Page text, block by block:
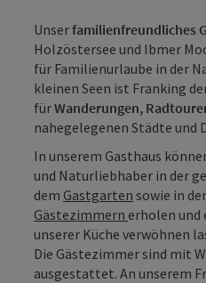
Unserfamilienfreundliches
Holzöstersee und Ibmer
für Familienurlaube in der
kleinen Seen ist Franking
fürWanderungen,
nahegelegenen Städte und
In unserem Gasthaus
und Naturliebhaber in der
dem Gastgarten sowie in
Gästezimmern erholen und
unserer Küche verwöhnen
Die Gästezimmer sind mit
ausgestattet. An unserem